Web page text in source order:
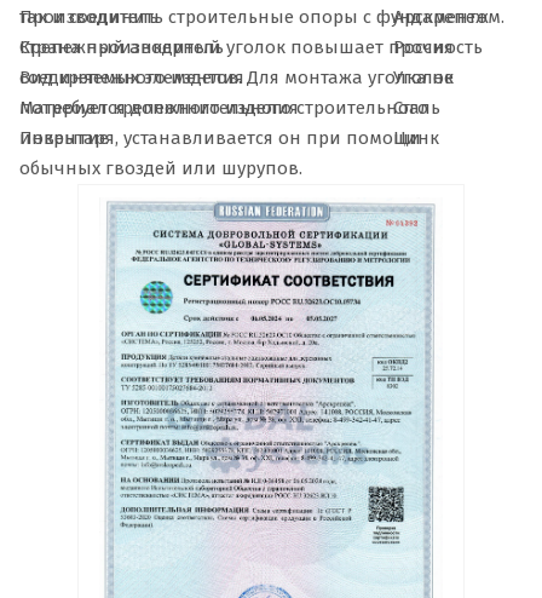
так и соединить строительные опоры с фундаментом.
Крепежный анкерный уголок повышает прочность
соединяемых элементов. Для монтажа уголка не
потребуется дополнительного строительного
инвентаря, устанавливается он при помощи
обычных гвоздей или шурупов.
Производитель
Арскрепеж
Страна производитель
Россия
Вид крепежного изделия
Уголок
Материал крепежного изделия
Сталь
Покрытие
Цинк